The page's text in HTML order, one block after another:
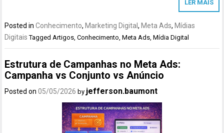
LER MAIS
Posted inConhecimento, Marketing Digital, Meta Ads, Mídias
Digitais TaggedArtigos,Conhecimento,Meta Ads,Mídia Digital
Estrutura de Campanhas no Meta Ads:
Campanha vs Conjunto vs Anúncio
Posted on05/05/2026 by jefferson.baumont